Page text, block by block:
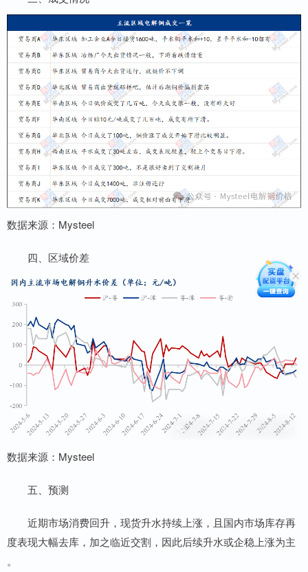
数据来源：Mysteel
四、区域价差
数据来源：Mysteel
五、预测
近期市场消费回升，现货升水持续上涨，且国内市场库存再
度表现大幅去库，加之临近交割，因此后续升水或企稳上涨为主
。